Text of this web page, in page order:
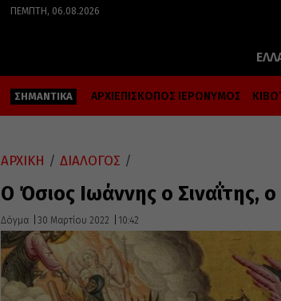
ΠΈΜΠΤΗ, 06.08.2026
ΣΗΜΑΝΤΙΚΑ ΑΡΧΙΕΠΙΣΚΟΠΟΣ ΙΕΡΩΝΥΜΟΣ
ΑΡΧΙΚΗ / ΔΙΑΛΟΓΟΣ /
Ο Όσιος Ιωάννης ο Σιναΐτης,
Δόγμα 30 Μαρτίου 2022 10:42